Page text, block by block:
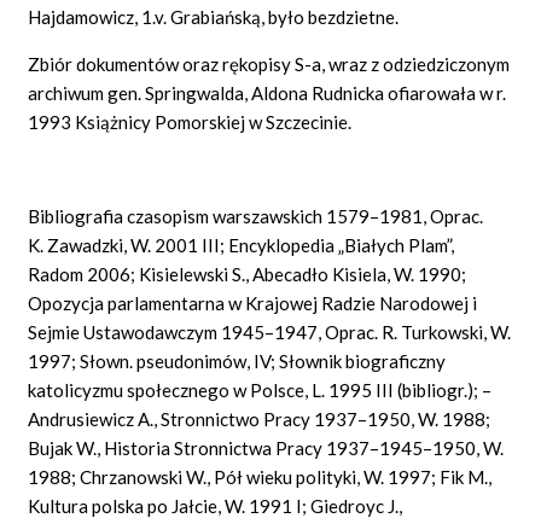
Hajdamowicz, 1.v. Grabiańską, było bezdzietne.
Zbiór dokumentów oraz rękopisy S-a, wraz z odziedziczonym
archiwum gen. Springwalda, Aldona Rudnicka ofiarowała w r.
1993 Książnicy Pomorskiej w Szczecinie.
Bibliografia czasopism warszawskich 1579–1981, Oprac.
K. Zawadzki, W. 2001 III; Encyklopedia „Białych Plam”,
Radom 2006; Kisielewski S., Abecadło Kisiela, W. 1990;
Opozycja parlamentarna w Krajowej Radzie Narodowej i
Sejmie Ustawodawczym 1945–1947, Oprac. R. Turkowski, W.
1997; Słown. pseudonimów, IV; Słownik biograficzny
katolicyzmu społecznego w Polsce, L. 1995 III (bibliogr.); –
Andrusiewicz A., Stronnictwo Pracy 1937–1950, W. 1988;
Bujak W., Historia Stronnictwa Pracy 1937–1945–1950, W.
1988; Chrzanowski W., Pół wieku polityki, W. 1997; Fik M.,
Kultura polska po Jałcie, W. 1991 I; Giedroyc J.,